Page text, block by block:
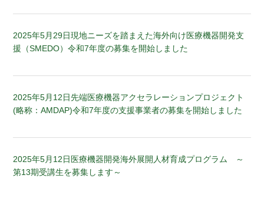
2025年5月29日現地ニーズを踏まえた海外向け医療機器開発支
援（SMEDO）令和7年度の募集を開始しました
2025年5月12日先端医療機器アクセラレーションプロジェクト
(略称：AMDAP)令和7年度の支援事業者の募集を開始しました
2025年5月12日医療機器開発海外展開人材育成プログラム ～
第13期受講生を募集します～